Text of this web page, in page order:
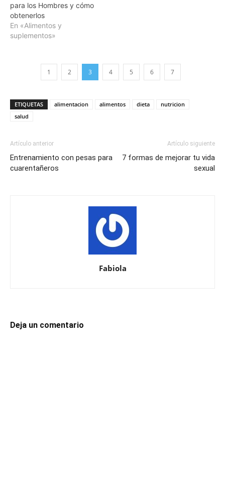
para los Hombres y cómo
obtenerlos
En «Alimentos y
suplementos»
1 2 3 4 5 6 7
ETIQUETAS alimentacion alimentos dieta
nutricion
salud
Artículo anterior
Entrenamiento con pesas para
cuarentañeros
Artículo siguiente
7 formas de mejorar tu vida
sexual
Fabiola
Deja un comentario